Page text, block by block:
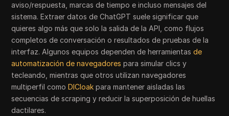
aviso/respuesta, marcas de tiempo e incluso mensajes del
sistema. Extraer datos de ChatGPT suele significar que
quieres algo más que solo la salida de la API, como flujos
completos de conversación o resultados de pruebas de la
interfaz. Algunos equipos dependen de herramientasde
automatización de navegadores para simular clics y
tecleando, mientras que otros utilizan navegadores
multiperfil comoDICloak para mantener aisladas las
secuencias de scraping y reducir la superposición de huellas
dactilares.